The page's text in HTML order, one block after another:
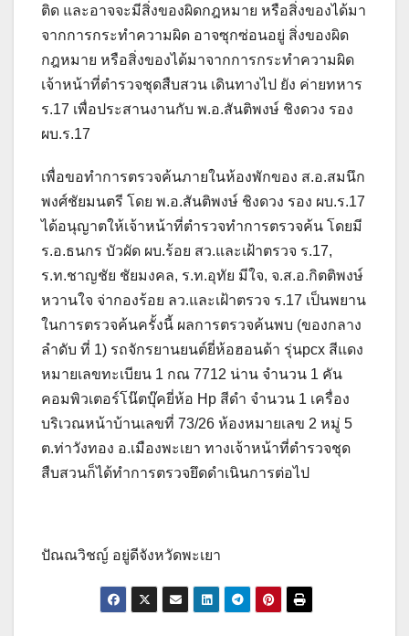
ติด และอาจจะมีสิ่งของผิดกฎหมาย หรือสิ่งของได้มา
จากการกระทำความผิด อาจซุกซ่อนอยู่ สิ่งของผิด
กฎหมาย หรือสิ่งของได้มาจากการกระทำความผิด
เจ้าหน้าที่ตำรวจชุดสืบสวน เดินทางไป ยัง ค่ายทหาร
ร.17 เพื่อประสานงานกับ พ.อ.สันติพงษ์ ชิงดวง รอง
ผบ.ร.17
เพื่อขอทำการตรวจค้นภายในห้องพักของ ส.อ.สมนึก
พงศ์ชัยมนตรี โดย พ.อ.สันติพงษ์ ชิงดวง รอง ผบ.ร.17
ได้อนุญาตให้เจ้าหน้าที่ตำรวจทำการตรวจค้น โดยมี
ร.อ.ธนกร บัวผัด ผบ.ร้อย สว.และเฝ้าตรวจ ร.17,
ร.ท.ชาญชัย ชัยมงคล, ร.ท.อุทัย มีใจ, จ.ส.อ.กิตติพงษ์
หวานใจ จ่ากองร้อย ลว.และเฝ้าตรวจ ร.17 เป็นพยาน
ในการตรวจค้นครั้งนี้ ผลการตรวจค้นพบ (ของกลาง
ลำดับ ที่ 1) รถจักรยานยนต์ยี่ห้อฮอนด้า รุ่นpcx สีแดง
หมายเลขทะเบียน 1 กณ 7712 น่าน จำนวน 1 คัน
คอมพิวเตอร์โน๊ตบุ๊คยี่ห้อ Hp สีดำ จำนวน 1 เครื่อง
บริเวณหน้าบ้านเลขที่ 73/26 ห้องหมายเลข 2 หมู่ 5
ต.ท่าวังทอง อ.เมืองพะเยา ทางเจ้าหน้าที่ตำรวจชุด
สืบสวนก็ได้ทำการตรวจยึดดำเนินการต่อไป
ปัณณวิชญ์ อยู่ดีจังหวัดพะเยา